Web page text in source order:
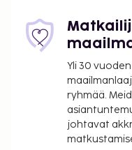
Yli 30
ryhmää.
johtavat